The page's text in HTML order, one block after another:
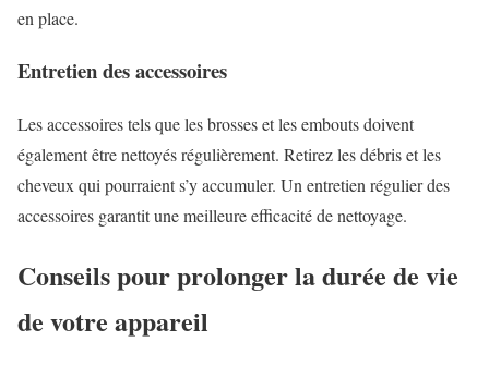
en place.
Entretien des accessoires
Les accessoires tels que les brosses et les embouts doivent
également être nettoyés régulièrement. Retirez les débris et les
cheveux qui pourraient s’y accumuler. Un entretien régulier des
accessoires garantit une meilleure efficacité de nettoyage.
Conseils pour prolonger la durée de vie
de votre appareil